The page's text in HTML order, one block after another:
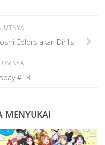
Colors akan Dirilis
#13
MENYUKAI